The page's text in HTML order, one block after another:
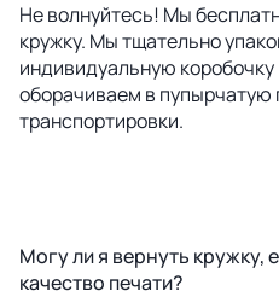
Не волнуйтесь! Мы
кружку. Мы тщательно
индивидуальную
оборачиваем в пупырчатую
транспортировки.
Могу ли я вернуть кружку,
качество печати?